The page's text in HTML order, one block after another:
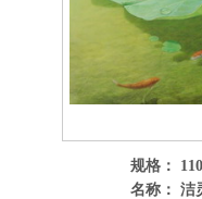
规格：
名称： 洁